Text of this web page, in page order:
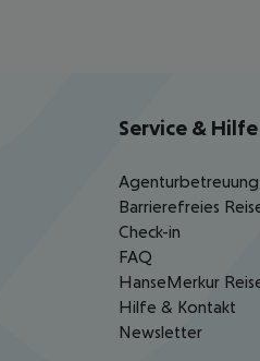
Service & Hilfe
Agenturbetreuung
Barrierefreies
Check-in
FAQ
HanseMerkur
Hilfe & Kontakt
Newsletter